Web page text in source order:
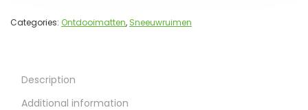
Categories: Ontdooimatten, Sneeuwruimen
Description
Additional information